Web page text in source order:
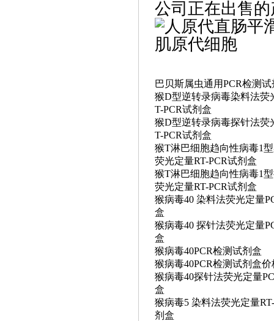
公司正在出售
巴贝斯属虫通用PCR检测试
猴D型逆转录病毒染料法荧
T-PCR试剂盒
猴D型逆转录病毒探针法荧
T-PCR试剂盒
猴T淋巴细胞趋向性病毒1
荧光定量RT-PCR试剂盒
猴T淋巴细胞趋向性病毒1
荧光定量RT-PCR试剂盒
猴病毒40 染料法荧光定量
盒
猴病毒40 探针法荧光定量
盒
猴病毒40PCR检测试剂盒
猴病毒40PCR检测试剂盒价
猴病毒40探针法荧光定量
盒
猴病毒5 染料法荧光定量
剂盒